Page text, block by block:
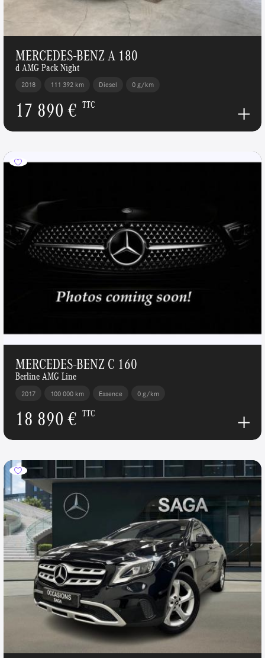
MERCEDES-BENZ A 180
d AMG Pack Night
2018 111 392 km Diesel 0 g/km
17 890 € TTC
MERCEDES-BENZ C 160
Berline AMG Line
2017 100 000 km Essence 0 g/km
18 890 € TTC